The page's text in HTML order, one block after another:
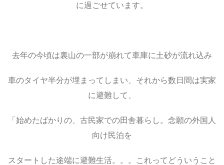
に過ごせています。
去年の今頃は裏山の一部が崩れて車庫に土砂が流れ込み
車のタイヤ半分が埋まってしまい、それから数日間は実家
に避難して、
「始めたばかりの、古民家での田舎暮らし。念願の外国人
向け民泊を
スタートした途端に避難生活。。。これってどういうこと